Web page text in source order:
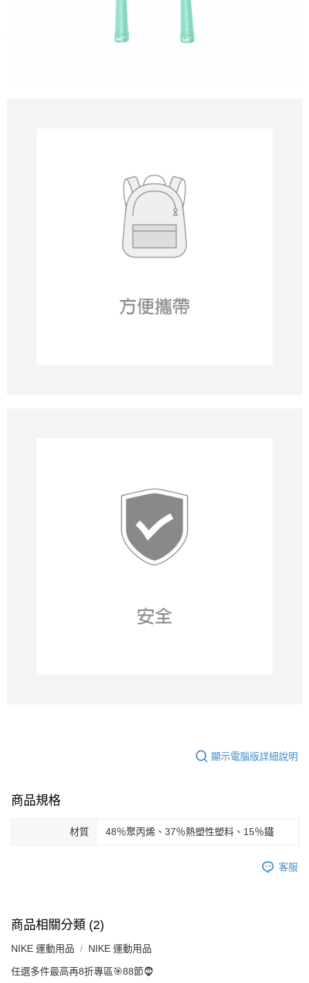
顯示電腦版詳細說明
商品規格
材質 48％聚丙烯、37％熱塑性塑料、15％鐵
客服
商品相關分類 (2)
NIKE 運動用品 NIKE 運動用品
任選多件最高再8折專區🎯88節🧔